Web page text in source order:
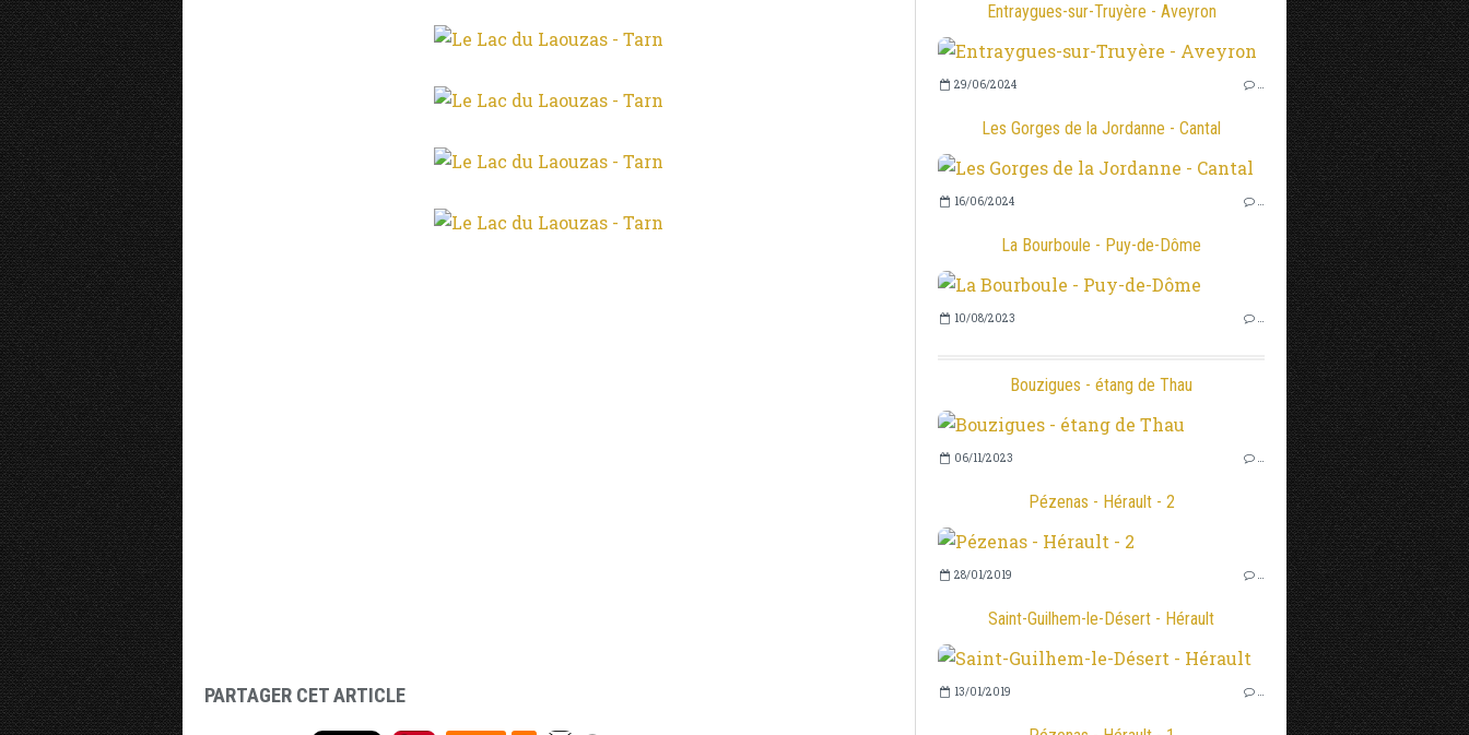
PARTAGER CET ARTICLE
Entraygues-sur-Truyère - Aveyron
29/06/2024 …
Les Gorges de la Jordanne - Cantal
16/06/2024 …
La Bourboule - Puy-de-Dôme
10/08/2023 …
Bouzigues - étang de Thau
06/11/2023 …
Pézenas - Hérault - 2
28/01/2019 …
Saint-Guilhem-le-Désert - Hérault
13/01/2019 …